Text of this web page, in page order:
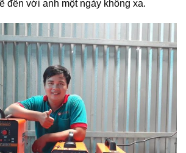
đến với anh một ngày không xa.